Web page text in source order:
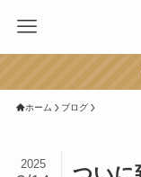
ホーム ブログ
2025